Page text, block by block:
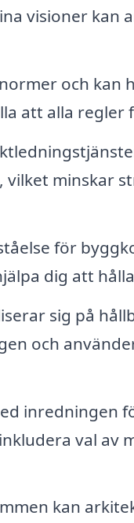
visioner kan
och kan
att alla regler
minskar
för
dig att
sig på
och
inredningen
val av
kan